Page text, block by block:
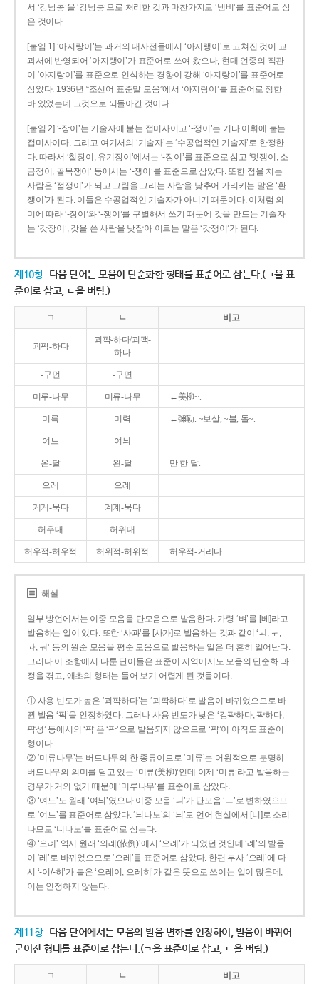
서 ‘강남콩’을 ‘강낭콩’으로 처리한 것과 마찬가지로 ‘냄비’를 표준어로 삼
은 것이다.
[붙임 1] ‘아지랑이’는 과거의 대사전들에서 ‘아지랭이’로 고쳐진 것이 교
과서에 반영되어 ‘아지랭이’가 표준어로 쓰여 왔으나, 현대 언중의 직관
이 ‘아지랑이’를 표준으로 인식하는 경향이 강해 ‘아지랑이’를 표준어로
삼았다. 1936년 “조선어 표준말 모음”에서 ‘아지랑이’를 표준어로 정한
바 있었는데 그것으로 되돌아간 것이다.
[붙임 2] ‘-장이’는 기술자에 붙는 접미사이고 ‘-쟁이’는 기타 어휘에 붙는
접미사이다. 그리고 여기서의 ‘기술자’는 ‘수공업적인 기술자’로 한정한
다. 따라서 ‘칠장이, 유기장이’에서는 ‘-장이’를 표준으로 삼고 ‘멋쟁이, 소
금쟁이, 골목쟁이’ 등에서는 ‘-쟁이’를 표준으로 삼았다. 또한 점을 치는
사람은 ‘점쟁이’가 되고 그림을 그리는 사람을 낮추어 가리키는 말은 ‘환
쟁이’가 된다. 이들은 수공업적인 기술자가 아니기 때문이다. 이처럼 의
미에 따라 ‘-장이’와 ‘-쟁이’를 구별해서 쓰기 때문에 갓을 만드는 기술자
는 ‘갓장이’, 갓을 쓴 사람을 낮잡아 이르는 말은 ‘갓쟁이’가 된다.
제10항 다음 단어는 모음이 단순화한 형태를 표준어로 삼는다.(ㄱ을 표
준어로 삼고, ㄴ을 버림.)
ㄱ ㄴ 비고
괴팍-하다
괴퍅-하다/괴팩-
하다
-구먼 -구면
미루-나무 미류-나무 ←美柳~.
미륵 미력 ←彌勒. ~보살, ~불, 돌~.
여느 여늬
온-달 왼-달 만 한 달.
으레 으례
케케-묵다 켸켸-묵다
허우대 허위대
허우적-허우적 허위적-허위적 허우적-거리다.
해설
일부 방언에서는 이중 모음을 단모음으로 발음한다. 가령 ‘벼’를 [베]라고
발음하는 일이 있다. 또한 ‘사과’를 [사가]로 발음하는 것과 같이 ‘ㅚ, ㅟ,
ㅘ, ㅝ’ 등의 원순 모음을 평순 모음으로 발음하는 일은 더 흔히 일어난다.
그러나 이 조항에서 다룬 단어들은 표준어 지역에서도 모음의 단순화 과
정을 겪고, 애초의 형태는 들어 보기 어렵게 된 것들이다.
① 사용 빈도가 높은 ‘괴퍅하다’는 ‘괴팍하다’로 발음이 바뀌었으므로 바
뀐 발음 ‘팍’을 인정하였다. 그러나 사용 빈도가 낮은 ‘강퍅하다, 퍅하다,
퍅성’ 등에서의 ‘퍅’은 ‘팍’으로 발음되지 않으므로 ‘퍅’이 아직도 표준어
형이다.
② ‘미류나무’는 버드나무의 한 종류이므로 ‘미류’는 어원적으로 분명히
버드나무의 의미를 담고 있는 ‘미류(美柳)’인데 이제 ‘미류’라고 발음하는
경우가 거의 없기 때문에 ‘미루나무’를 표준어로 삼았다.
③ ‘여느’도 원래 ‘여늬’였으나 이중 모음 ‘ㅢ’가 단모음 ‘ㅡ’로 변하였으므
로 ‘여느’를 표준어로 삼았다. ‘늬나노’의 ‘늬’도 언어 현실에서 [니]로 소리
나므로 ‘니나노’를 표준어로 삼는다.
④ ‘으례’ 역시 원래 ‘의례(依例)’에서 ‘으례’가 되었던 것인데 ‘례’의 발음
이 ‘레’로 바뀌었으므로 ‘으레’를 표준어로 삼았다. 한편 부사 ‘으레’에 다
시 ‘-이/-히’가 붙은 ‘으레이, 으레히’가 같은 뜻으로 쓰이는 일이 많은데,
이는 인정하지 않는다.
제11항 다음 단어에서는 모음의 발음 변화를 인정하여, 발음이 바뀌어
굳어진 형태를 표준어로 삼는다.(ㄱ을 표준어로 삼고, ㄴ을 버림.)
ㄱ ㄴ 비고